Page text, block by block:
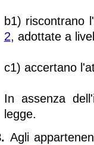
b1) riscontrano
2, adottate a
c1) accertano
In assenza
legge.
Agli